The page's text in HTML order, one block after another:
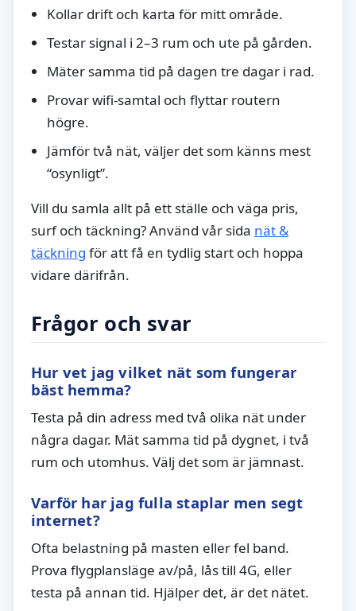
Kollar drift och karta för mitt område.
Testar signal i 2–3 rum och ute på gården.
Mäter samma tid på dagen tre dagar i rad.
Provar wifi-samtal och flyttar routern
högre.
Jämför två nät, väljer det som känns mest
“osynligt”.
Vill du samla allt på ett ställe och väga pris,
surf och täckning? Använd vår sida nät &
täckning för att få en tydlig start och hoppa
vidare därifrån.
Frågor och svar
Hur vet jag vilket nät som fungerar
bäst hemma?
Testa på din adress med två olika nät under
några dagar. Mät samma tid på dygnet, i två
rum och utomhus. Välj det som är jämnast.
Varför har jag fulla staplar men segt
internet?
Ofta belastning på masten eller fel band.
Prova flygplansläge av/på, lås till 4G, eller
testa på annan tid. Hjälper det, är det nätet.